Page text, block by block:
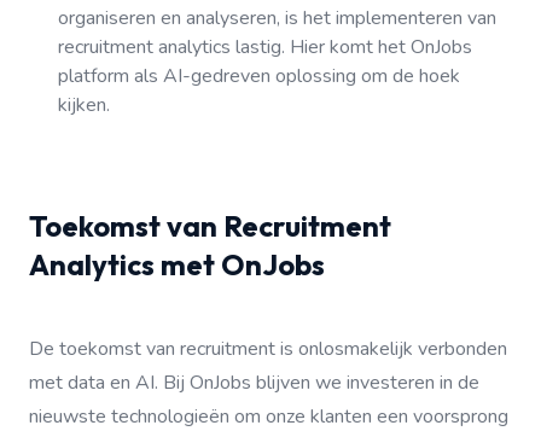
organiseren en analyseren, is het implementeren van
recruitment analytics lastig. Hier komt het OnJobs
platform als AI-gedreven oplossing om de hoek
kijken.
Toekomst van Recruitment
Analytics met OnJobs
De toekomst van recruitment is onlosmakelijk verbonden
met data en AI. Bij OnJobs blijven we investeren in de
nieuwste technologieën om onze klanten een voorsprong